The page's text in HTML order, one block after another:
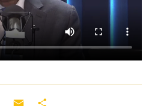
WhatsApp
Email